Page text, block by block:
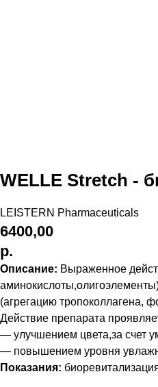
WELLE Stretch -
LEISTERN Pharmaceuticals
6400,00
р.
Описание: Выраженное
(агрегацию тропоколлагена,
Действие препарата
— улучшением цвета,за счет
— повышением уровня
Показания: